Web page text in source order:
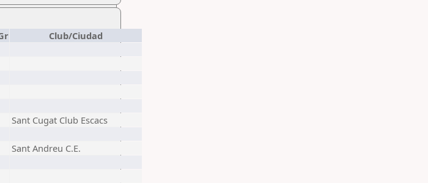
Club/Ciudad
Sant Cugat Club Escacs
Sant Andreu C.E.